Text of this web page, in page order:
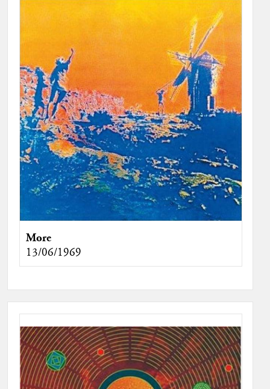
More
13/06/1969